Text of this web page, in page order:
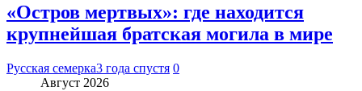
«Остров мертвых»: где находится
крупнейшая братская могила в мире
Русская семерка3 года спустя 0
Август 2026